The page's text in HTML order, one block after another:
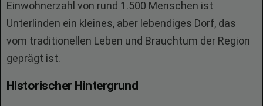
Einwohnerzahl von rund 1.500 Menschen ist
Unterlinden ein kleines, aber lebendiges Dorf, das
vom traditionellen Leben und Brauchtum der Region
geprägt ist.
Historischer Hintergrund